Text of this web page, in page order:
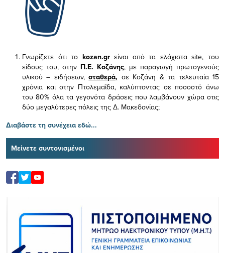
Γνωρίζετε ότι το kozan.gr είναι από τα ελάχισταsite, του
είδους του, στην Π.Ε. Κοζάνης, με παραγωγή πρωτογενούς
υλικού – ειδήσεων,σταθερά, σε Κοζάνη & τα τελευταία 15
χρόνια και στην Πτολεμαΐδα, καλύπτοντας σε ποσοστό άνω
του 80% όλα τα γεγονότα δράσεις που λαμβάνουν χώρα στις
δύο μεγαλύτερες πόλεις της Δ. Μακεδονίας;
Διαβάστε τη συνέχεια εδώ...
Μείνετε συντονισμένοι